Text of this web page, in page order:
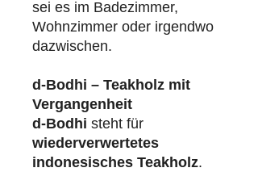
sei es im Badezimmer,
Wohnzimmer oder irgendwo
dazwischen.
d-Bodhi – Teakholz mit
Vergangenheit
d-Bodhi steht für
wiederverwertetes
indonesisches Teakholz.